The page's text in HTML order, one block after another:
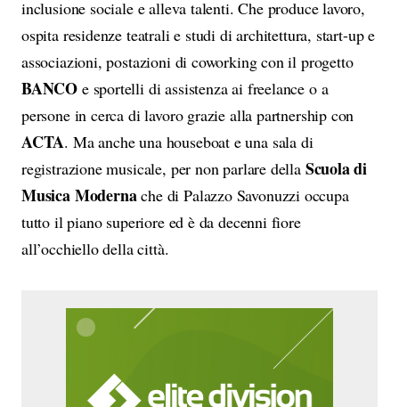
inclusione sociale e alleva talenti. Che produce lavoro,
ospita residenze teatrali e studi di architettura, start-up e
associazioni, postazioni di coworking con il progetto
BANCO e sportelli di assistenza ai freelance o a
persone in cerca di lavoro grazie alla partnership con
ACTA. Ma anche una houseboat e una sala di
registrazione musicale, per non parlare della Scuola di
Musica Modernache di Palazzo Savonuzzi occupa
tutto il piano superiore ed è da decenni fiore
all’occhiello della città.